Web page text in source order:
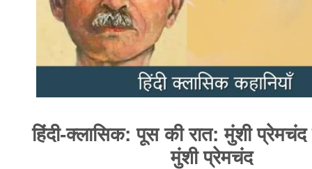
हिंदी-क्लासिक: पूस की रात: मुंशी प्रेमचंद
मुंशी प्रेमचंद